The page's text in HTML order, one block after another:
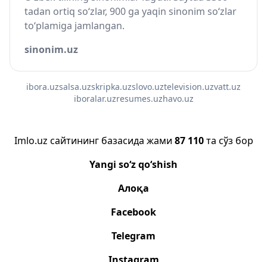
tadan ortiq so‘zlar, 900 ga yaqin sinonim so‘zlar
to‘plamiga jamlangan.
sinonim.uz
ibora.uzsalsa.uzskripka.uzslovo.uztelevision.uzvatt.uz
iboralar.uzresumes.uzhavo.uz
Imlo.uz сайтининг базасида жами 87 110та сўз бор
Yangi so‘z qo‘shish
Алоқа
Facebook
Telegram